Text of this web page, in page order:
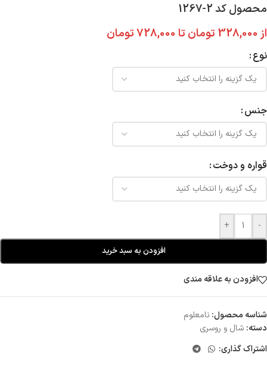
محصول کد 2-1267
از 328,000 تومان تا 728,000تومان
نوع
جنس
قواره و دوخت
-
+
افزودن به سبد خرید
افزودن به علاقه مندی
شناسه محصول: نامعلوم
دسته: شال و روسری
اشتراک گذاری: